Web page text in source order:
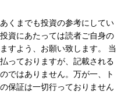
くまでも投資の参考にしてい
資にあたっては読者ご自身の
すよう、お願い致します。 当
っておりますが、記載される
ではありません。万が一、ト
保証は一切行っておりません